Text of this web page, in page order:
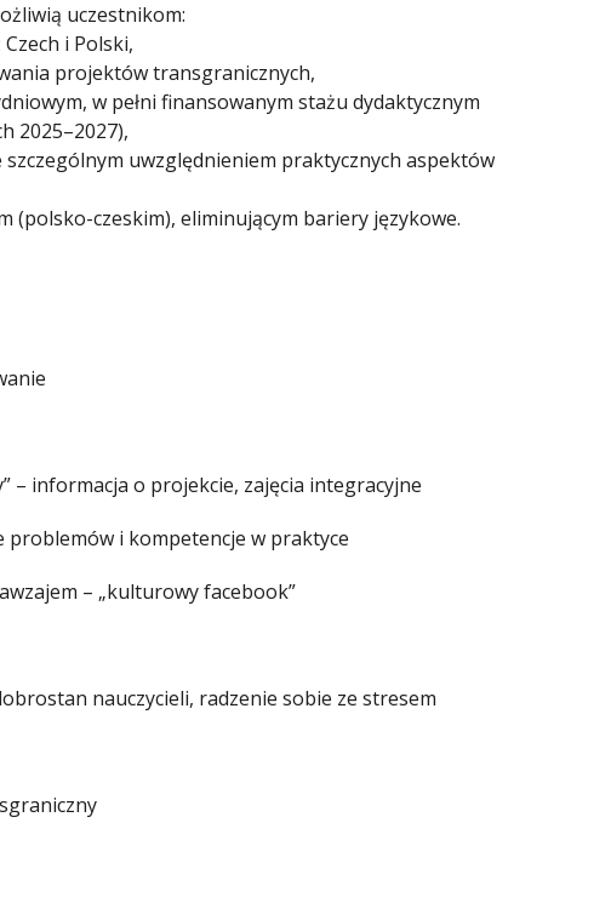
uczestnikom:
i Polski,
projektów transgranicznych,
w pełni finansowanym stażu dydaktycznym
2025–2027),
uwzględnieniem praktycznych aspektów
(polsko-czeskim), eliminującym bariery językowe.
– informacja o projekcie, zajęcia integracyjne
problemów i kompetencje w praktyce
– „kulturowy facebook”
nauczycieli, radzenie sobie ze stresem